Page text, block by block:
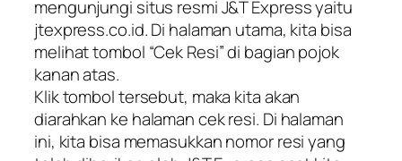
mengunjungi situs resmi J&T Express yaitu
jtexpress.co.id. Di halaman utama, kita bisa
melihat tombol “Cek Resi” di bagian pojok
kanan atas.
Klik tombol tersebut, maka kita akan
diarahkan ke halaman cek resi. Di halaman
ini, kita bisa memasukkan nomor resi yang